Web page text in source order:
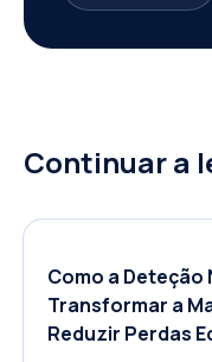
Continuar a
Como a Deteção
Transformar a
Reduzir Perdas